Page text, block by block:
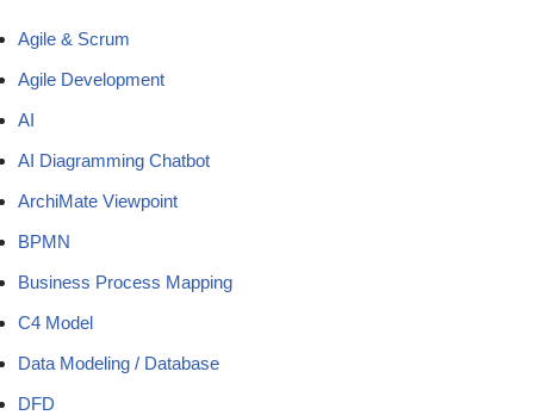
Agile & Scrum
Agile Development
AI
AI Diagramming Chatbot
ArchiMate Viewpoint
BPMN
Business Process Mapping
C4 Model
Data Modeling / Database
DFD